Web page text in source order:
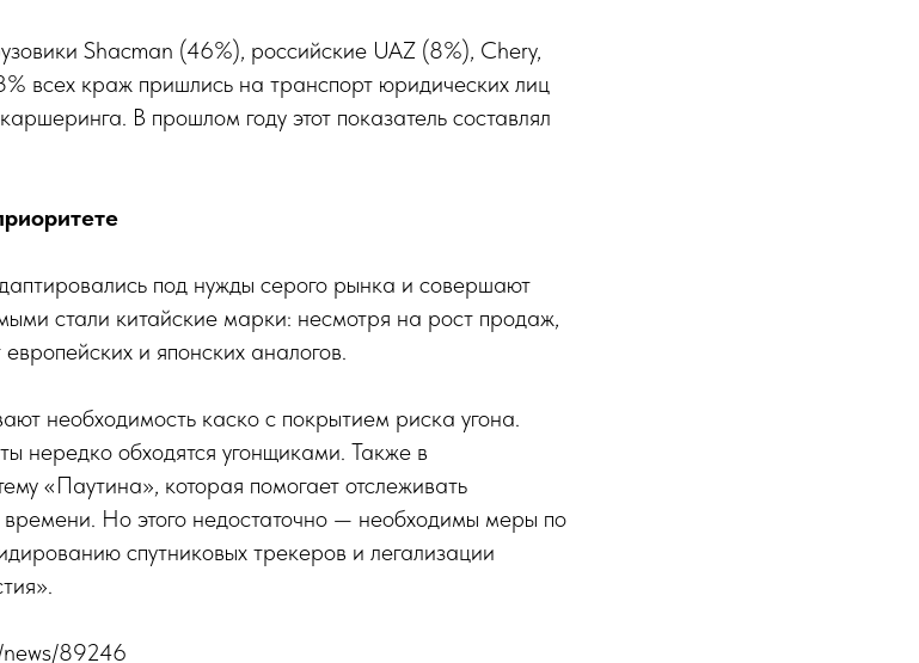
Shacman (46%), российские UAZ (8%), Chery,
всех краж пришлись на транспорт юридических лиц
В прошлом году этот показатель составлял
под нужды серого рынка и совершают
стали китайские марки: несмотря на рост продаж,
и японских аналогов.
необходимость каско с покрытием риска угона.
нередко обходятся угонщиками. Также в
«Паутина», которая помогает отслеживать
Но этого недостаточно — необходимы меры по
спутниковых трекеров и легализации
news/89246